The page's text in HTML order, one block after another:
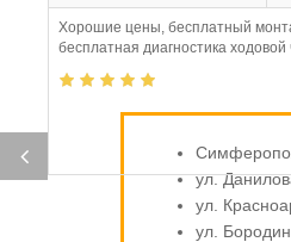
Хорошие цены, бесплатный
бесплатная диагностика
ул.
ул.
ул.